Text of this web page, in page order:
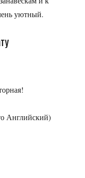
уютный.
Английский)